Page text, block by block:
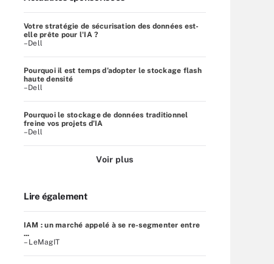
Votre stratégie de sécurisation des données est-
elle prête pour l'IA ?
–Dell
Pourquoi il est temps d’adopter le stockage flash
haute densité
–Dell
Pourquoi le stockage de données traditionnel
freine vos projets d’IA
–Dell
Voir plus
Lire également
IAM : un marché appelé à se re-segmenter entre
...
– LeMagIT